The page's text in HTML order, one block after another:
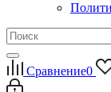
Сравнение0